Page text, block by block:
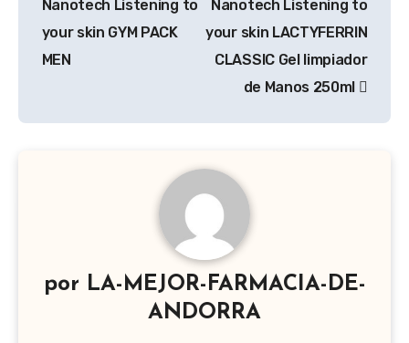
Nanotech Listening to
your skin GYM PACK
MEN
Nanotech Listening to
your skin LACTYFERRIN
CLASSIC Gel limpiador
de Manos 250ml
por LA-MEJOR-FARMACIA-DE-
ANDORRA